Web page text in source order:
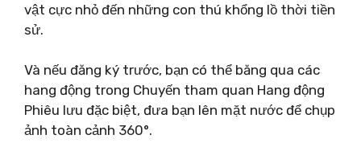
vật cực nhỏ đến những con thú khổng lồ thời tiền
sử.
Và nếu đăng ký trước, bạn có thể băng qua các
hang động trong Chuyến tham quan Hang động
Phiêu lưu đặc biệt, đưa bạn lên mặt nước để chụp
ảnh toàn cảnh 360°.